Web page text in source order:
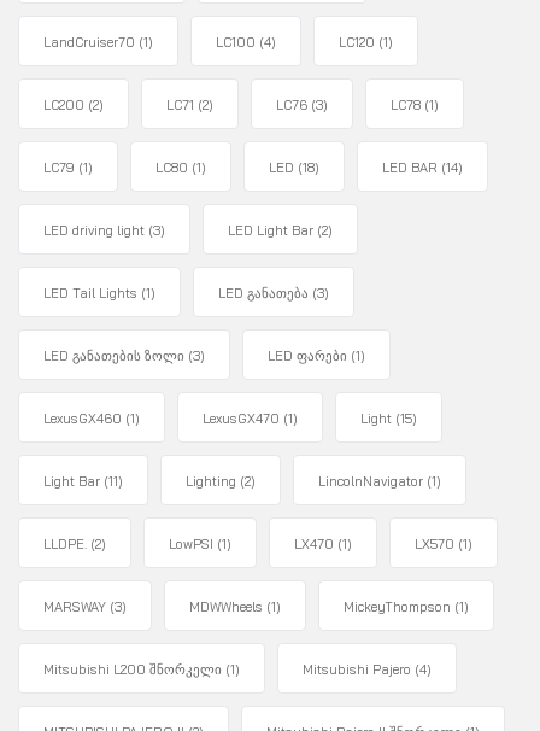
LandCruiser70 (1) LC100 (4) LC120 (1)
LC200 (2) LC71 (2) LC76 (3) LC78 (1)
LC79 (1) LC80 (1) LED (18) LED BAR (14)
LED driving light (3) LED Light Bar (2)
LED Tail Lights (1) LED განათება (3)
LED განათების ზოლი (3) LED ფარები (1)
LexusGX460 (1) LexusGX470 (1) Light (15)
Light Bar (11) Lighting (2) LincolnNavigator (1)
LLDPE. (2) LowPSI (1) LX470 (1) LX570 (1)
MARSWAY (3) MDWWheels (1) MickeyThompson (1)
Mitsubishi L200 შნორკელი (1) Mitsubishi Pajero (4)